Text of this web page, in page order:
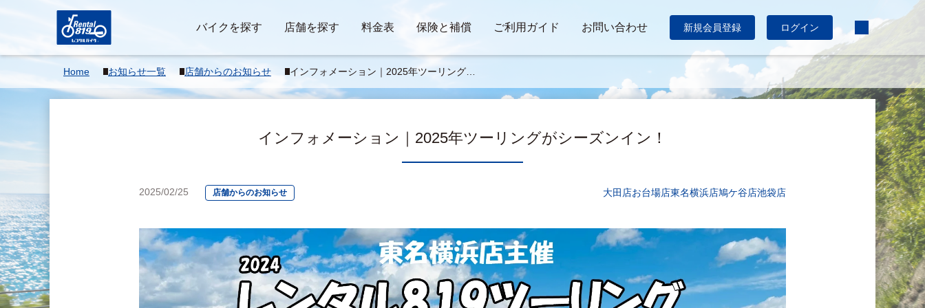
バイクを探す 店舗を探す 料金表 保険と補償 ご利用ガイド お問い合わせ 新規会員登録 ログイン
Home お知らせ一覧 店舗からのお知らせ
インフォメーション｜2025年ツーリングが
シーズンイン！
インフォメーション｜2025年ツーリングがシーズンイン！
2025/02/25 店舗からのお知らせ 大田店お台場店東名横浜店鳩ケ谷店池袋店